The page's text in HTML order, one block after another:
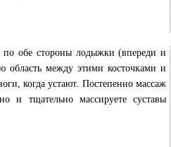
обе стороны лодыжки (впереди и
область между этими косточками и
когда устают. Постепенно массаж
и тщательно массируете суставы